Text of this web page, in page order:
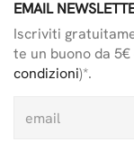
EMAIL
Iscriviti
te un buono da
condizioni)*.